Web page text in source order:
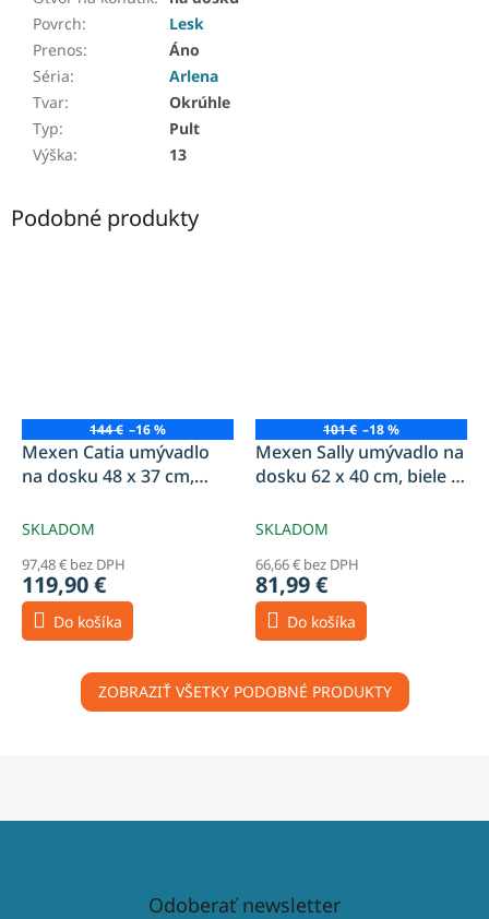
Povrch:
Lesk
Prenos:
Áno
Séria:
Arlena
Tvar:
Okrúhle
Typ:
Pult
Výška: 13
Podobné produkty
144 € –16 %
Mexen Catia umývadlo
na dosku 48 x 37 cm,
SKLADOM
97,48 € bez DPH
119,90 €
Do košíka
101 € –18 %
Mexen Sally umývadlo na
dosku 62 x 40 cm, biele -
SKLADOM
66,66 € bez DPH
81,99 €
Do košíka
ZOBRAZIŤ VŠETKY PODOBNÉ PRODUKTY
Odoberať newsletter